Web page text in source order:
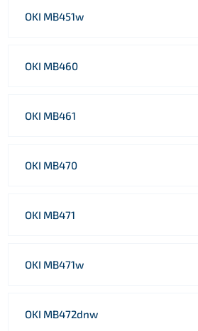
OKI MB451w
OKI MB460
OKI MB461
OKI MB470
OKI MB471
OKI MB471w
OKI MB472dnw